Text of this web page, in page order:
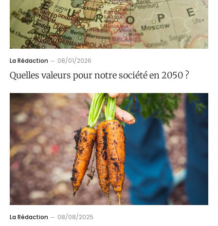
La Rédaction 08/01/2026
Quelles valeurs pour notre société en 2050 ?
La Rédaction 08/08/2025